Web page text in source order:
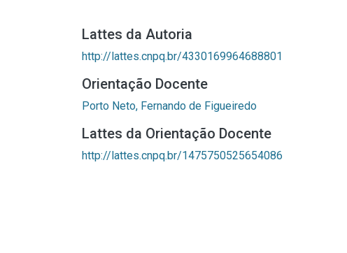
Lattes da Autoria
http://lattes.cnpq.br/4330169964688801
Orientação Docente
Porto Neto, Fernando de Figueiredo
Lattes da Orientação Docente
http://lattes.cnpq.br/1475750525654086